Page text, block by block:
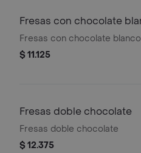
Fresas con chocolate
Fresas con chocolate blanco
$ 11.125
Fresas doble chocolate
Fresas doble chocolate
$ 12.375